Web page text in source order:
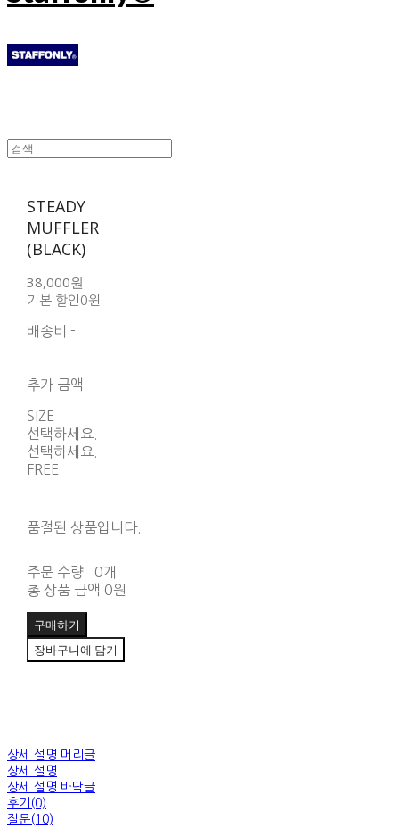
STEADY
MUFFLER
(BLACK)
38,000원
기본 할인 0원
배송비 -
추가 금액
SIZE
선택하세요.
선택하세요.
FREE
품절된 상품입니다.
주문 수량
0개
총 상품 금액 0원
구매하기
장바구니에 담기
상세 설명 머리글
상세 설명
상세 설명 바닥글
후기(0)
질문(10)